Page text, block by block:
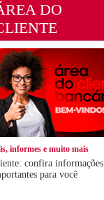
DO
informes e muito mais
confira informações
para você